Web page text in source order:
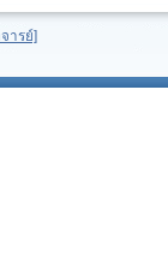
ารย์]